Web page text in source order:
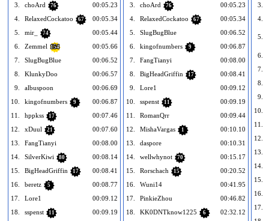
3.
choArd 76
00:05.23
4.
RelaxedCockatoo 67
00:05.34
5.
mir_ 74
00:05.44
6.
Zemmel 154
00:05.66
7.
SlugBugBlue
00:06.52
8.
KlunkyDoo
00:06.57
9.
albuspoon
00:06.69
10.
kingofnumbers 9
00:06.87
11.
hppkss 17
00:07.46
12.
xDuul 21
00:07.60
13.
FangTianyi
00:08.00
14.
SilverKiwi 80
00:08.14
15.
BigHeadGriffin 17
00:08.41
16.
beretz 5
00:08.77
17.
Lore1
00:09.12
18.
sspenst 11
00:09.19
3.
choArd 76
00:05.23
4.
RelaxedCockatoo 67
00:05.34
5.
SlugBugBlue
00:06.52
6.
kingofnumbers 9
00:06.87
7.
FangTianyi
00:08.00
8.
BigHeadGriffin 17
00:08.41
9.
Lore1
00:09.12
10.
sspenst 11
00:09.19
11.
RomanQrr
00:09.44
12.
MishaVargas 1
00:10.10
13.
daspore
00:10.31
14.
wellwhynot 70
00:15.17
15.
Rorschach 15
00:20.52
16.
Wuni14
00:41.95
17.
PinkieZhou
00:46.82
18.
KK0DNTknow1225 6 02:32.12
3.
4.
5.
6.
7.
8.
9.
10.
11.
12.
13.
14.
15.
16.
17.